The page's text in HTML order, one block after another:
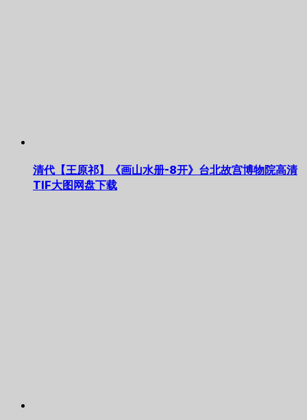
清代【王原祁】《画山水册-8开》台北故宫博物院高清
TIF大图网盘下载